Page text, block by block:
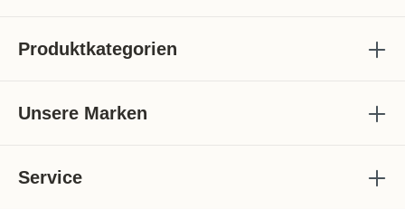
Produktkategorien
Unsere Marken
Service